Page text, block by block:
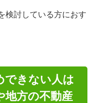
検討している方におす
できない人は
地方の不動産